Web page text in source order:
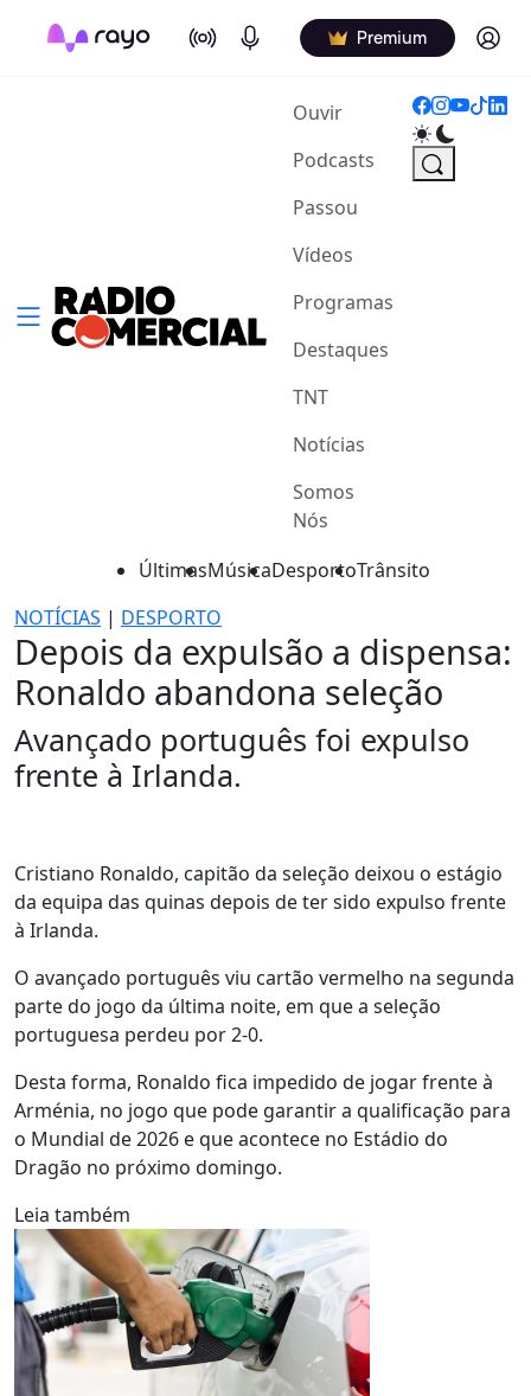
On Air Podcasts Premium Log in
Ouvir(current)
Podcasts
Passou
Vídeos
Programas
Destaques
TNT
Notícias
Somos
Nós
ÚltimasMúsicaDesportoTrânsito
NOTÍCIAS | DESPORTO
Depois da expulsão a dispensa:
Ronaldo abandona seleção
Avançado português foi expulso
frente à Irlanda.
Cristiano Ronaldo, capitão da seleção deixou o estágio
da equipa das quinas depois de ter sido expulso frente
à Irlanda.
O avançado português viu cartão vermelho na segunda
parte do jogo da última noite, em que a seleção
portuguesa perdeu por 2-0.
Desta forma, Ronaldo fica impedido de jogar frente à
Arménia, no jogo que pode garantir a qualificação para
o Mundial de 2026 e que acontece no Estádio do
Dragão no próximo domingo.
Leia também